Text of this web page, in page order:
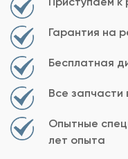
Гарантия на
Бесплатная
Все запчасти
Опытные
лет опыта